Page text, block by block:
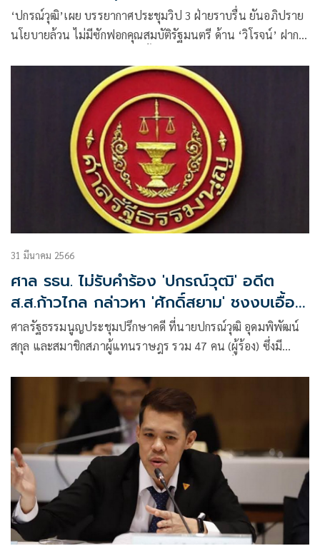
‘ปกรณ์วุฒิ’เผย บรรยากาศประชุมวิป 3 ฝ่ายราบรื่น ยันอภิปราย
นโยบายล้วน ไม่มีซักฟอกคุณสมบัติรัฐมนตรี ด้าน ‘วิโรจน์’ ฝาก
31 มีนาคม 2566
ศาล รธน. ไม่รับคำร้อง 'ปกรณ์วุฒิ' อดีต
ส.ส.ก้าวไกล กล่าวหา 'ศักดิ์สยาม' ชงงบเอื้อ
บริษัท
ศาลรัฐธรรมนูญประชุมปรึกษาคดี ที่นายปกรณ์วุฒิ อุดมพิพัฒน์
สกุล และสมาชิกสภาผู้แทนราษฎร รวม 47 คน (ผู้ร้อง) ซึ่งมี
อยู่ของสภาผู้แทนราษฎร